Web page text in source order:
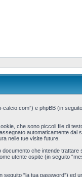
e phpBB (in
che sono piccoli file di
automaticamente
nelle tue visite future.
che intende
utente ospite (in seguito
“la tua password”) ed